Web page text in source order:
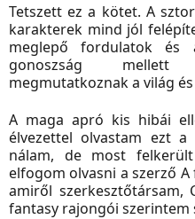
Tetszett ez a kötet. A
karakterek mind jól
meglepő fordulatok és
gonoszság mellett
megmutatkoznak a világ
A maga apró kis hibái
élvezettel olvastam ezt
nálam, de most
elfogom olvasni a szerző
amiről
fantasy rajongói